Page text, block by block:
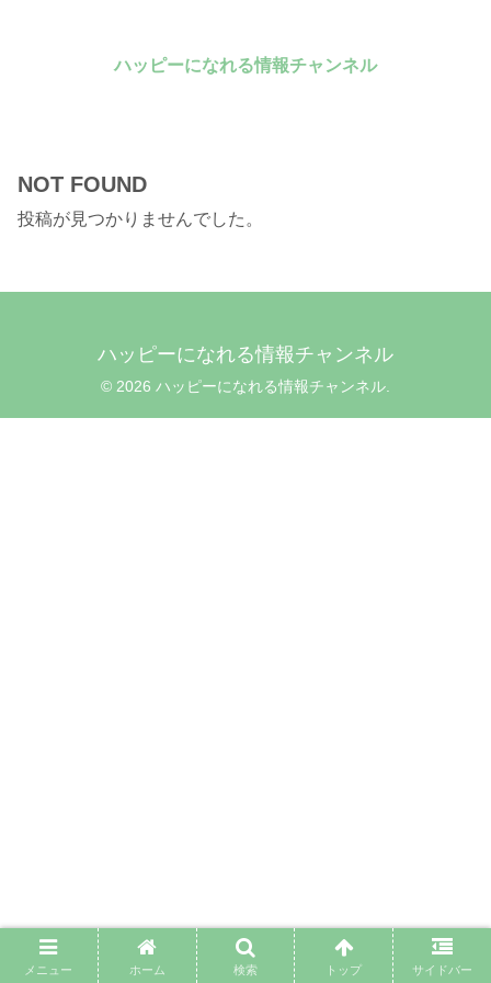
ハッピーになれる情報チャンネル
NOT FOUND
投稿が見つかりませんでした。
ハッピーになれる情報チャンネル
© 2026 ハッピーになれる情報チャンネル.
メニュー ホーム 検索 トップ サイドバー